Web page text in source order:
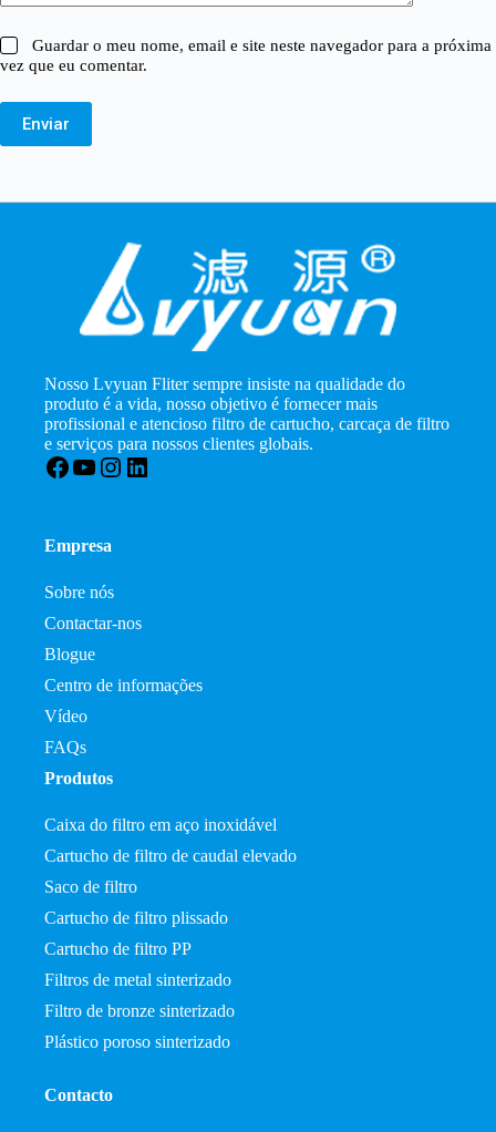
Guardar o meu nome, email e site neste navegador para a próxima
vez que eu comentar.
Enviar
Nosso Lvyuan Fliter sempre insiste na qualidade do
produto é a vida, nosso objetivo é fornecer mais
profissional e atencioso filtro de cartucho, carcaça de filtro
e serviços para nossos clientes globais.
Facebook
YouTube
Instagram
LinkedIn
Empresa
Sobre nós
Contactar-nos
Blogue
Centro de informações
Vídeo
FAQs
Produtos
Caixa do filtro em aço inoxidável
Cartucho de filtro de caudal elevado
Saco de filtro
Cartucho de filtro plissado
Cartucho de filtro PP
Filtros de metal sinterizado
Filtro de bronze sinterizado
Plástico poroso sinterizado
Contacto